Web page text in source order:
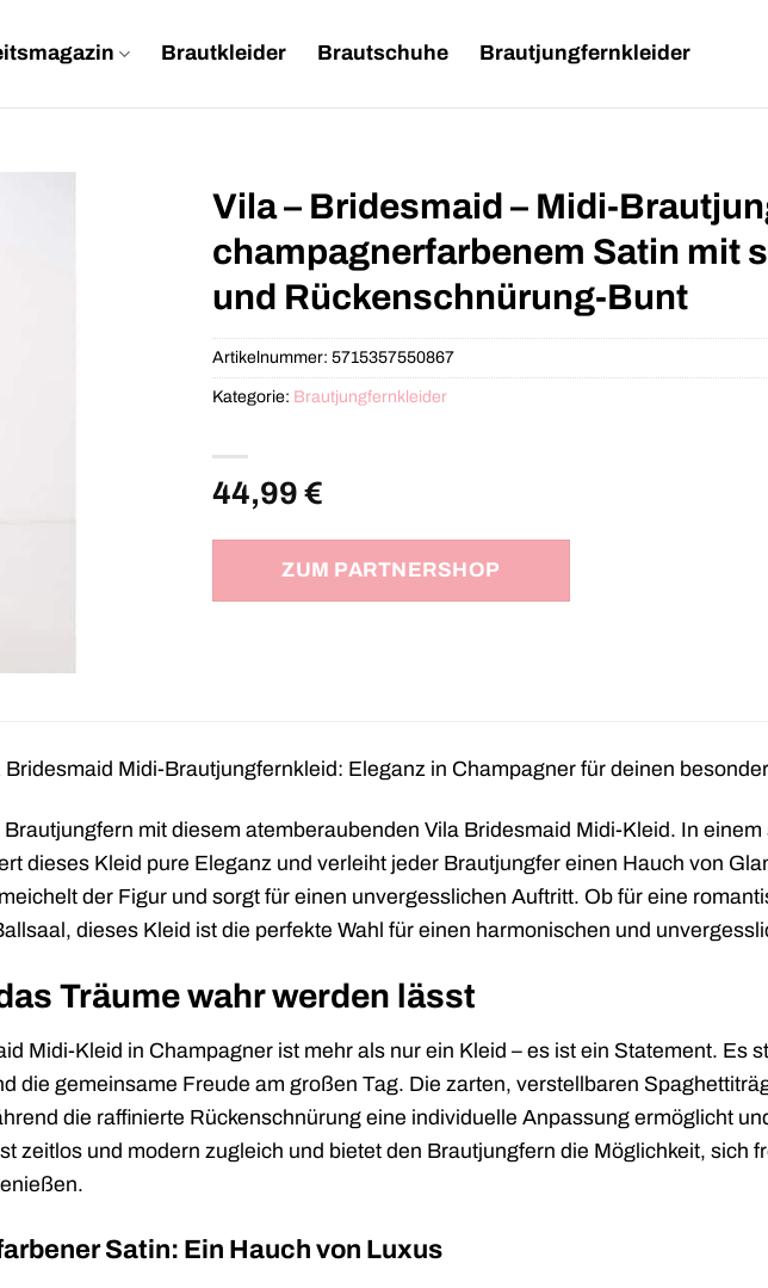
Brautkleider Brautschuhe Brautjungfernkleider
Vila – Bridesmaid – Midi-
champagnerfarbenem Satin mit
und Rückenschnürung-Bunt
44,99€
ZUM PARTNERSHOP
Artikelnummer:5715357550867
Kategorie: Brautjungfernkleider
Bridesmaid Midi-Brautjungfernkleid: Eleganz in Champagner für deinen
mit diesem atemberaubenden Vila Bridesmaid Midi-Kleid. In
dieses Kleid pure Eleganz und verleiht jeder Brautjungfer einen Hauch von
der Figur und sorgt für einen unvergesslichen Auftritt. Ob für eine
dieses Kleid ist die perfekte Wahl für einen harmonischen und
Träume wahr werden lässt
Midi-Kleid in Champagner ist mehr als nur ein Kleid – es ist ein Statement. Es
die gemeinsame Freude am großen Tag. Die zarten, verstellbaren
die raffinierte Rückenschnürung eine individuelle Anpassung ermöglicht
zeitlos und modern zugleich und bietet den Brautjungfern die Möglichkeit, sich
Satin: Ein Hauch von Luxus